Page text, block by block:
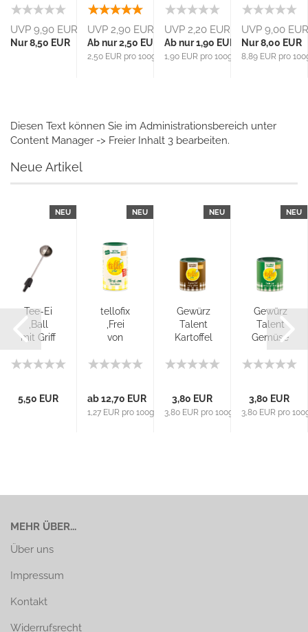
UVP 9,90 EUR
Nur 8,50 EUR
UVP 2,90 EUR
Ab nur 2,50 EUR
2,50 EUR pro 100g
UVP 2,20 EUR
Ab nur 1,90 EUR
1,90 EUR pro 100g
UVP 9,00 EUR
Nur 8,00 EUR
8,89 EUR pro
Diesen Text können Sie im Administrationsbereich unter
Content Manager -> Freier Inhalt 3 bearbeiten.
Neue Artikel
NEU
Tee-Ei
,Ball
mit Griff
mm
5,50 EUR
NEU
tellofix
,Frei
von
Brühe,
ab 12,70 EUR
1,27 EUR pro 100g
NEU
Gewürz
Talent
Kartoffel
tellofix
3,80 EUR
3,80 EUR pro 100g
NEU
Gewürz
Talent
Gemüse
tellofix
3,80 EUR
3,80 EUR pro
MEHR ÜBER...
Über uns
Impressum
Kontakt
Widerrufsrecht